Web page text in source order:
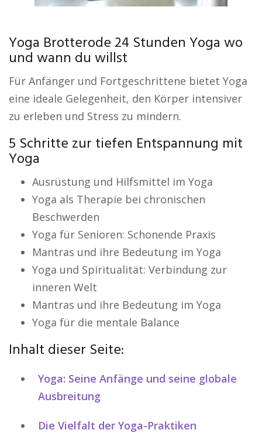
Yoga Brotterode 24 Stunden Yoga wo
und wann du willst
Für Anfänger und Fortgeschrittene bietet Yoga
eine ideale Gelegenheit, den Körper intensiver
zu erleben und Stress zu mindern.
5 Schritte zur tiefen Entspannung mit
Yoga
Ausrüstung und Hilfsmittel im Yoga
Yoga als Therapie bei chronischen
Beschwerden
Yoga für Senioren: Schonende Praxis
Mantras und ihre Bedeutung im Yoga
Yoga und Spiritualität: Verbindung zur
inneren Welt
Mantras und ihre Bedeutung im Yoga
Yoga für die mentale Balance
Inhalt dieser Seite:
Yoga: Seine Anfänge und seine globale
Ausbreitung
Die Vielfalt der Yoga-Praktiken